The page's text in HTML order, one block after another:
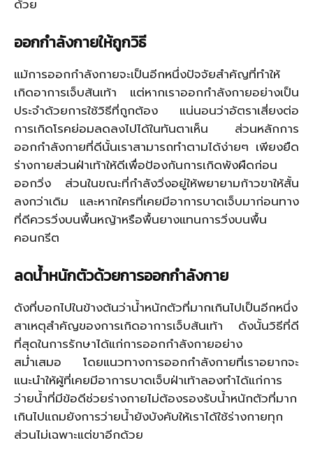
ด้วย
ออกกำลังกายให้ถูกวิธี
แม้การออกกำลังกายจะเป็นอีกหนึ่งปัจจัยสำคัญที่ทำให้
เกิดอาการเจ็บส้นเท้า แต่หากเราออกกำลังกายอย่างเป็น
ประจำด้วยการใช้วิธีที่ถูกต้อง แน่นอนว่าอัตราเสี่ยงต่อ
การเกิดโรคย่อมลดลงไปได้ในทันตาเห็น ส่วนหลักการ
ออกกำลังกายที่ดีนั้นเราสามารถทำตามได้ง่ายๆ เพียงยืด
ร่างกายส่วนฝ่าเท้าให้ดีเพื่อป้องกันการเกิดพังผืดก่อน
ออกวิ่ง ส่วนในขณะที่กำลังวิ่งอยู่ให้พยายามก้าวขาให้สั้น
ลงกว่าเดิม และหากใครที่เคยมีอาการบาดเจ็บมาก่อนทาง
ที่ดีควรวิ่งบนพื้นหญ้าหรือพื้นยางแทนการวิ่งบนพื้น
คอนกรีต
ลดน้ำหนักตัวด้วยการออกกำลังกาย
ดังที่บอกไปในข้างต้นว่าน้ำหนักตัวที่มากเกินไปเป็นอีกหนึ่ง
สาเหตุสำคัญของการเกิดอาการเจ็บส้นเท้า ดังนั้นวิธีที่ดี
ที่สุดในการรักษาได้แก่การออกกำลังกายอย่าง
สม่ำเสมอ โดยแนวทางการออกกำลังกายที่เราอยากจะ
แนะนำให้ผู้ที่เคยมีอาการบาดเจ็บฝ่าเท้าลองทำได้แก่การ
ว่ายน้ำที่มีข้อดีช่วยร่างกายไม่ต้องรองรับน้ำหนักตัวที่มาก
เกินไปแถมยังการว่ายน้ำยังบังคับให้เราได้ใช้ร่างกายทุก
ส่วนไม่เฉพาะแต่ขาอีกด้วย